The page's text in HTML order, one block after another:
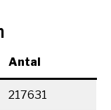
Antal
217631